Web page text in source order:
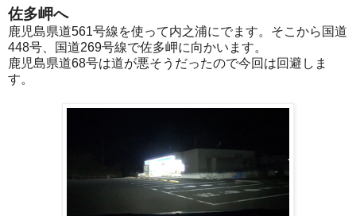
佐多岬へ
鹿児島県道561号線を使って内之浦にでます。そこから国道
448号、国道269号線で佐多岬に向かいます。
鹿児島県道68号は道が悪そうだったので今回は回避しま
す。